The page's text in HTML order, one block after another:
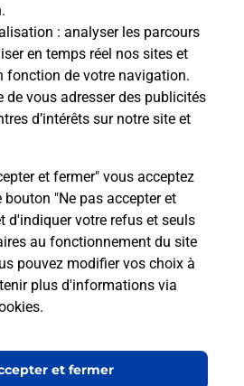
: analyser les parcours
en temps réel nos sites et
fonction de votre navigation.
de vous adresser des publicités
d’intérêts sur notre site et
et fermer" vous acceptez
"Ne pas accepter et
d'indiquer votre refus et seuls
au fonctionnement du site
pouvez modifier vos choix à
plus d'informations via
.
et fermer
La Poste
du courriersamedi à 09h00
lettres Ain Bage Dommartin
conforme